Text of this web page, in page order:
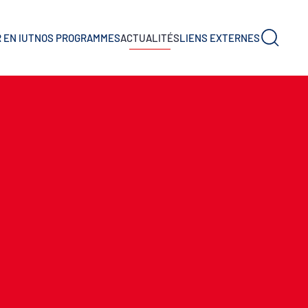
EN IUTNOS PROGRAMMESACTUALITÉSLIENS EXTERNES